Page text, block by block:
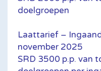
doelgroepen
Laattarief –
november 2025
SRD 3500 p.p. van